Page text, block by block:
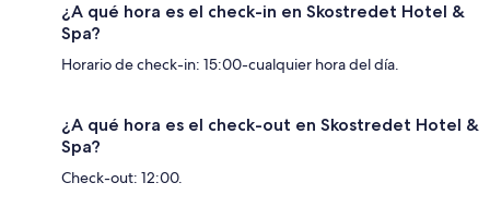
¿A qué hora es el check-in en Skostredet Hotel &
Spa?
Horario de check-in: 15:00-cualquier hora del día.
¿A qué hora es el check-out en Skostredet Hotel &
Spa?
Check-out: 12:00.